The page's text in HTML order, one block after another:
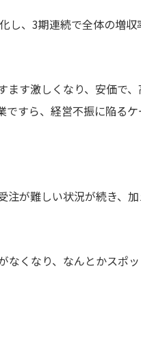
し、3期連続で全体の増
す激しくなり、安価で
すら、経営不振に陥る
が難しい状況が続き、
くなり、なんとかスポ